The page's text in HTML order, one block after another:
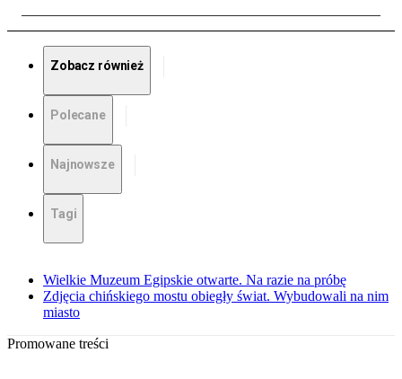
Zobacz również
Polecane
Najnowsze
Tagi
Wielkie Muzeum Egipskie otwarte. Na razie na próbę
Zdjęcia chińskiego mostu obiegły świat. Wybudowali na nim
miasto
Promowane treści